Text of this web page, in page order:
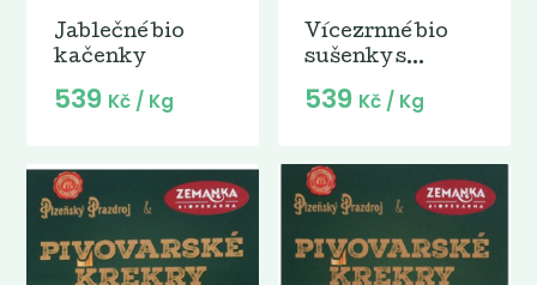
Jablečné bio
kačenky
539 Kč / Kg
Vícezrnné bio
sušenky s...
539 Kč / Kg